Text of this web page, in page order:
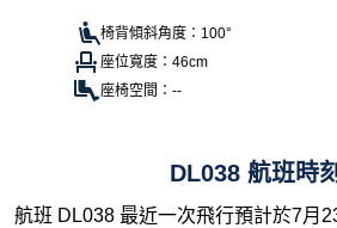
椅背傾斜角度：100°
座位寬度：46cm
座椅空間：--
DL038 航班時
航班 DL038 最近一次飛行預計於7月